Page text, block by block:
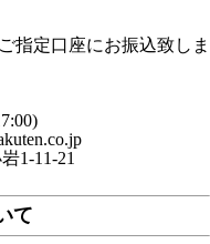
指定口座にお振込致しま
1-11-21
て